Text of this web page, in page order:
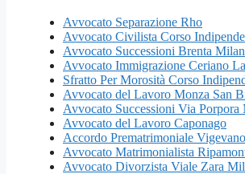
Avvocato Separazione Rho
Avvocato Civilista Corso
Avvocato Successioni Brenta
Avvocato Immigrazione Ceriano
Sfratto Per Morosità Corso
Avvocato del Lavoro Monza San
Avvocato Successioni Via Porpora
Avvocato del Lavoro Caponago
Accordo Prematrimoniale Vigevano
Avvocato Matrimonialista
Avvocato Divorzista Viale Zara